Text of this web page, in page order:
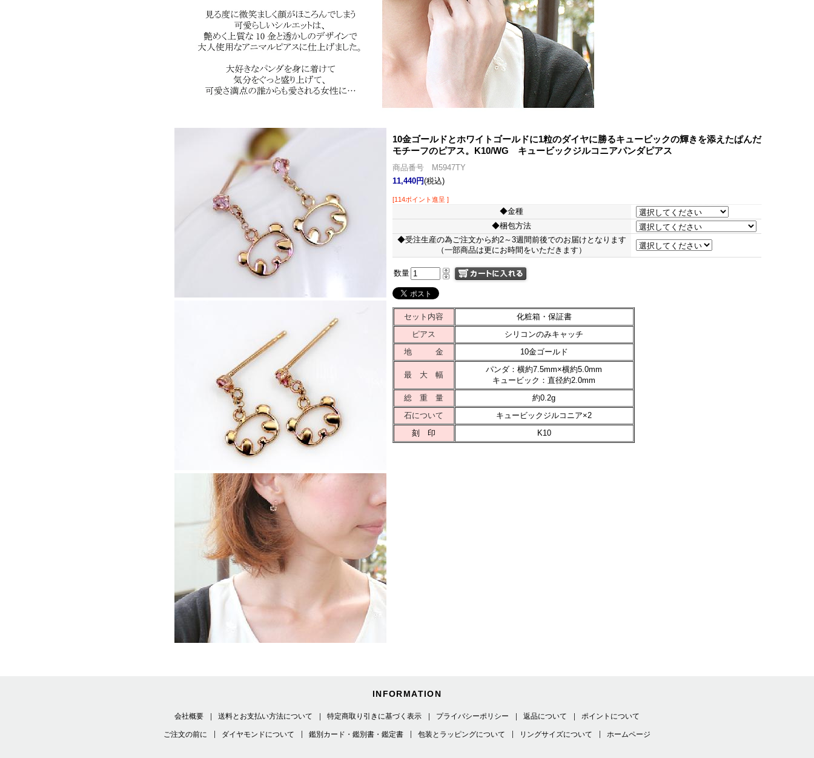
10金ゴールドとホワイトゴールドに1粒のダイヤに勝るキュービックの輝きを添えたぱんだ
モチーフのピアス。
K10/WG キュービックジルコニアパンダピアス
商品番号 M5947TY
11,440円(税込)
[114ポイント進呈 ]
◆金種
◆梱包方法
◆受注生産の為ご注文から約2～3週間前後でのお届けとなります
（一部商品は更にお時間をいただきます）
数量
セット内容
化粧箱・保証書
ピアス
シリコンのみキャッチ
地 金
10金ゴールド
最 大 幅
パンダ：横約7.5mm×横約5.0mm
キュービック：直径約2.0mm
総 重 量
約0.2g
石について
キュービックジルコニア×2
刻 印
K10
INFORMATION
会社概要 送料とお支払い方法について 特定商取り引きに基づく表示 プライバシーポリシー 返品について ポイントについて
ご注文の前に ダイヤモンドについて 鑑別カード・鑑別書・鑑定書 包装とラッピングについて リングサイズについて ホームページ